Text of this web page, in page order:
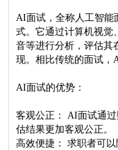
AI面试，全称人工智能
式。它通过计算机视觉
音等进行分析，评估其
现。相比传统的面试，
AI面试的优势：
客观公正： AI面试通
估结果更加客观公正。
高效便捷： 求职者可